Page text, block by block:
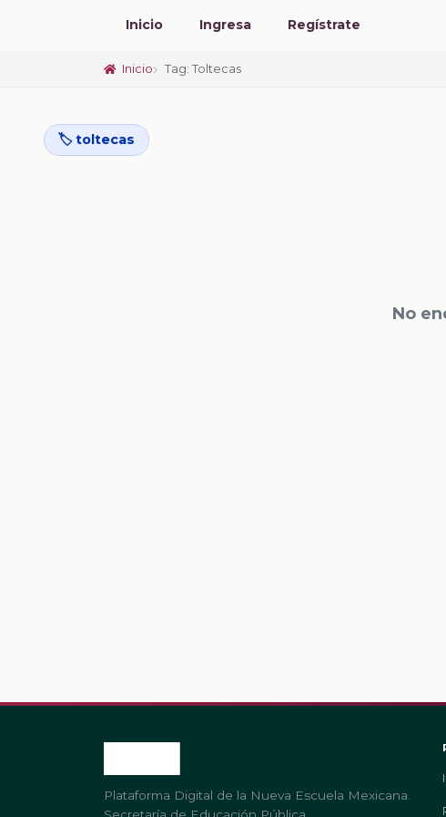
Inicio Ingresa Regístrate
Inicio Tag: Toltecas
🏷️ toltecas
No
Plataforma Digital de la Nueva Escuela Mexicana.